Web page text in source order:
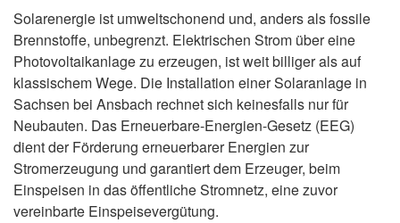
Solarenergie ist umweltschonend und, anders als fossile
Brennstoffe, unbegrenzt. Elektrischen Strom über eine
Photovoltaikanlage zu erzeugen, ist weit billiger als auf
klassischem Wege. Die Installation einer Solaranlage in
Sachsen bei Ansbach rechnet sich keinesfalls nur für
Neubauten. Das Erneuerbare-Energien-Gesetz (EEG)
dient der Förderung erneuerbarer Energien zur
Stromerzeugung und garantiert dem Erzeuger, beim
Einspeisen in das öffentliche Stromnetz, eine zuvor
vereinbarte Einspeisevergütung.